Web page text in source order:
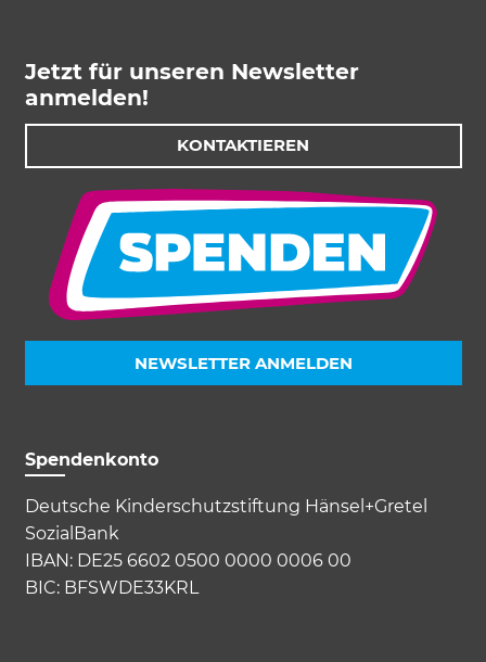
Jetzt für unseren Newsletter
anmelden!
KONTAKTIEREN
NEWSLETTER ANMELDEN
Spendenkonto
Deutsche Kinderschutzstiftung Hänsel+Gretel
SozialBank
IBAN: DE25 6602 0500 0000 0006 00
BIC: BFSWDE33KRL